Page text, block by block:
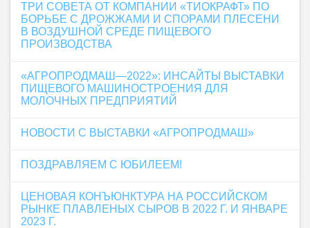
ТРИ СОВЕТА ОТ КОМПАНИИ «ТИОКРАФТ» ПО
БОРЬБЕ С ДРОЖЖАМИ И СПОРАМИ ПЛЕСЕНИ
В ВОЗДУШНОЙ СРЕДЕ ПИЩЕВОГО
ПРОИЗВОДСТВА
«АГРОПРОДМАШ—2022»: ИНСАЙТЫ ВЫСТАВКИ
ПИЩЕВОГО МАШИНОСТРОЕНИЯ ДЛЯ
МОЛОЧНЫХ ПРЕДПРИЯТИЙ
НОВОСТИ С ВЫСТАВКИ «АГРОПРОДМАШ»
ПОЗДРАВЛЯЕМ С ЮБИЛЕЕМ!
ЦЕНОВАЯ КОНЪЮНКТУРА НА РОССИЙСКОМ
РЫНКЕ ПЛАВЛЕНЫХ СЫРОВ В 2022 Г. И ЯНВАРЕ
2023 Г.